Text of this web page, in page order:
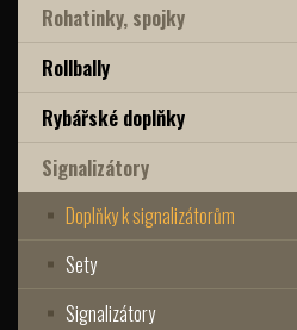
Rohatinky, spojky
Rollbally
Rybářské doplňky
Signalizátory
Doplňky k signalizátorům
Sety
Signalizátory